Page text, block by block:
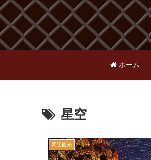
ホーム
星空
周辺観光